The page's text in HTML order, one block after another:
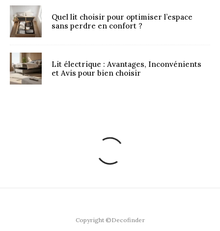
Quel lit choisir pour optimiser l’espace
sans perdre en confort ?
Lit électrique : Avantages, Inconvénients
et Avis pour bien choisir
Copyright ©Decofinder